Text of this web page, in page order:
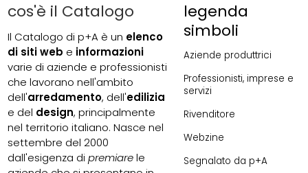
legenda
simboli
Aziende produttrici
Professionisti, imprese e
servizi
Rivenditore
Webzine
Segnalato da p+A
cos'è il Catalogo
Il Catalogo di p+A è un elenco
di siti web e informazioni
varie di aziende e professionisti
che lavorano nell'ambito
dell'arredamento, dell'edilizia
e del design, principalmente
nel territorio italiano. Nasce nel
settembre del 2000
dall'esigenza dipremiarele